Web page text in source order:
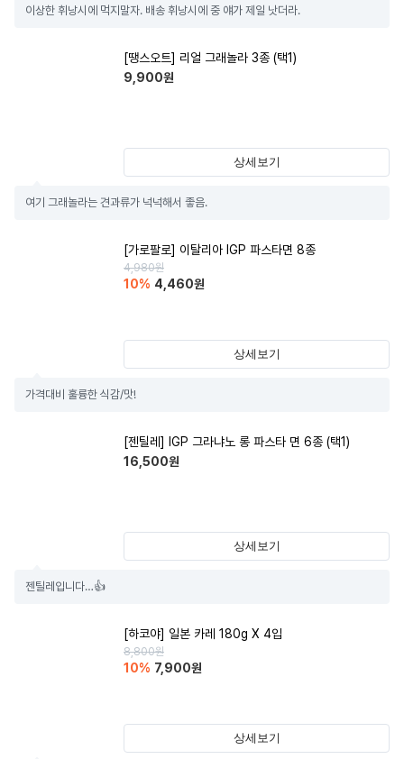
이상한 휘낭시에 먹지말자. 배송 휘낭시에 중 얘가 제일 낫더라.
[땡스오트] 리얼 그래놀라 3종 (택1)
9,900원
상세보기
여기 그래놀라는 견과류가 넉넉해서 좋음.
[가로팔로] 이탈리아 IGP 파스타면 8종
4,980원
10% 4,460원
상세보기
가격대비 훌륭한 식감/맛!
[젠틸레] IGP 그라냐노 롱 파스타 면 6종 (택1)
16,500원
상세보기
젠틸레입니다…👍
[하코야] 일본 카레 180g X 4입
8,800원
10% 7,900원
상세보기